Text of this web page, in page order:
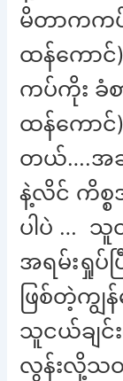
မိတာကက
ထန်ကောင်
ကပ်ကိုး ခံစ
ထန်ကော
တယ်….အခ
နဲ့လိင် ကိစ္စ
ပါပဲ … သူ
အရမ်းရှုပ်
ဖြစ်တဲ့က
သူငယ်ချင်
လွန်းလို့သ